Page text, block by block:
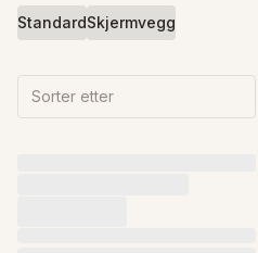
StandardSkjermvegg
Sorter etter